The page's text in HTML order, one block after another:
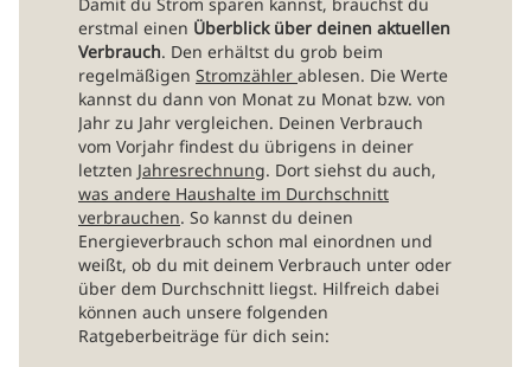
erstmal einen Überblick über deinen aktuellen
Verbrauch. Den erhältst du grob beim
regelmäßigen Stromzähler ablesen. Die Werte
kannst du dann von Monat zu Monat bzw. von
Jahr zu Jahr vergleichen. Deinen Verbrauch
vom Vorjahr findest du übrigens in deiner
letzten Jahresrechnung. Dort siehst du auch,
was andere Haushalte im Durchschnitt
verbrauchen. So kannst du deinen
Energieverbrauch schon mal einordnen und
weißt, ob du mit deinem Verbrauch unter oder
über dem Durchschnitt liegst. Hilfreich dabei
können auch unsere folgenden
Ratgeberbeiträge für dich sein: